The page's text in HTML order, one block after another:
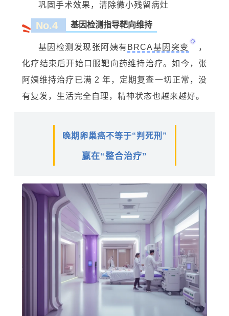
巩固手术效果，清除微小残留病灶
No.4 基因检测指导靶向维持
基因检测发现张阿姨有 BRCA基因突变
，
化疗结束后开始口服靶向药维持治疗。如今，张
阿姨维持治疗已满 2 年，定期复查一切正常，没
有复发，生活完全自理，精神状态也越来越好。
晚期卵巢癌不等于“判死刑”
赢在“整合治疗”